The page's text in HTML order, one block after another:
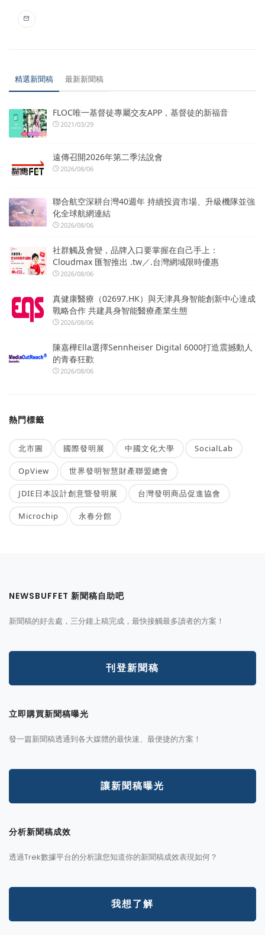
精選新聞稿 最新新聞稿
FLOC唯一基督徒專屬交友APP，基督徒的新福音
2021/03/29
遠傳召開2026年第二季法說會
2026/08/06
聯合航空深耕台灣40週年 持續投資市場、升級機隊並強
化全球航網連結
2026/08/06
社群觸及會變，品牌入口要掌握在自己手上：
Cloudmax 匯智推出 .tw／.台灣網域限時優惠
2026/08/06
真健康醫療（02697.HK）與天津具身智能創新中心達成
戰略合作 共建具身智能醫療產業生態
2026/08/06
陳嘉樺Ella選擇Sennheiser Digital 6000打造震撼動人
的青春狂歡
2026/08/06
熱門標籤
北市圖 國際發明展 中國文化大學 SocialLab
OpView 世界發明智慧財產聯盟總會
JDIE日本設計創意暨發明展 台灣發明商品促進協會
Microchip 永春分館
NEWSBUFFET 新聞稿自助吧
新聞稿的好去處，三分鐘上稿完成，最快接觸最多讀者的方案！
刊登新聞稿
立即購買新聞稿曝光
發一篇新聞稿透通到各大媒體的最快速、最便捷的方案！
讓新聞稿曝光
分析新聞稿成效
透過Trek數據平台的分析讓您知道你的新聞稿成效表現如何？
我想了解